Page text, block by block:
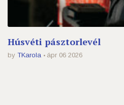
Húsvéti pásztorlevél
by TKarola ápr 06 2026